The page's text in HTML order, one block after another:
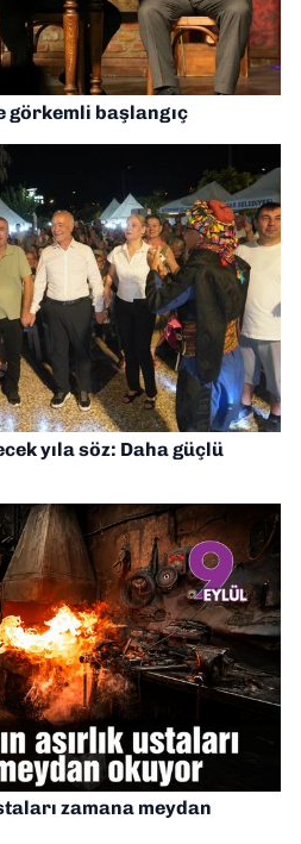
görkemli başlangıç
yıla söz: Daha güçlü
zamana meydan